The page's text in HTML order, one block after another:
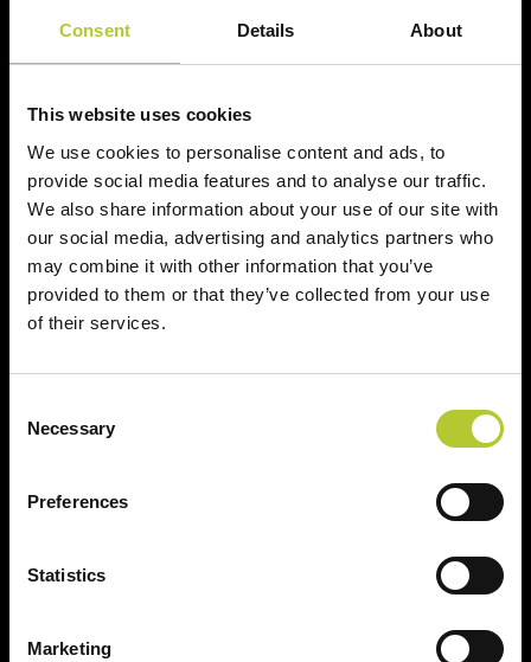
Consent Details About
This website uses cookies
We use cookies to personalise content and ads, to
provide social media features and to analyse our traffic.
We also share information about your use of our site with
our social media, advertising and analytics partners who
may combine it with other information that you’ve
provided to them or that they’ve collected from your use
of their services.
Selection
Necessary
Preferences
Statistics
Marketing
CAP
Continua
Ci prendiamo cura dei nostri clienti